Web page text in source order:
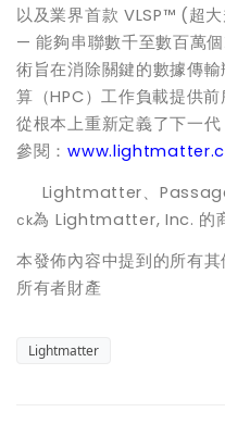
以及業界首款 VLSP™ (超
— 能夠串聯數千至數百萬
術旨在消除關鍵的數據傳
算（HPC）工作負載提供
從根本上重新定義了下一
參閱：
Lightmatter、
ck為 Lightmatter, Inc. 的
本發佈內容中提到的所有
所有者財產
Lightmatter